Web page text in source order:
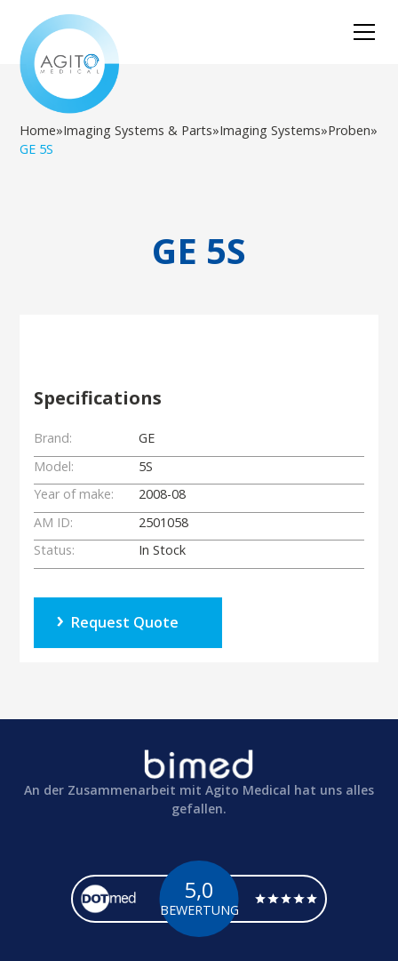
Home»Imaging Systems & Parts»Imaging Systems»Proben»
GE 5S
GE 5S
Specifications
Brand:
GE
Model:
5S
Year of make:
2008-08
AM ID:
2501058
Status:
In Stock
Request Quote
An der Zusammenarbeit mit Agito Medical hat uns alles
gefallen.
5,0
BEWERTUNG